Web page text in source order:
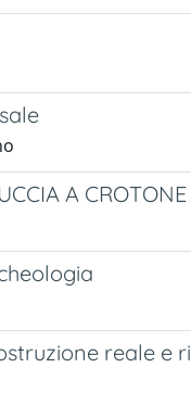
A CROTONE
reale e